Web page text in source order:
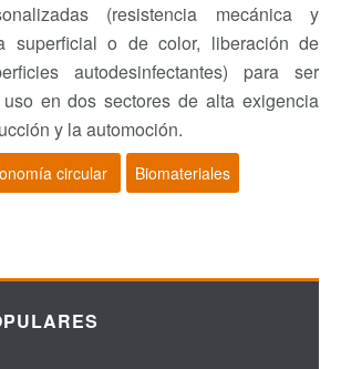
(resistencia mecánica y
superficial o de color, liberación de
autodesinfectantes) para ser
en dos sectores de alta exigencia
y la automoción.
circular Biomateriales